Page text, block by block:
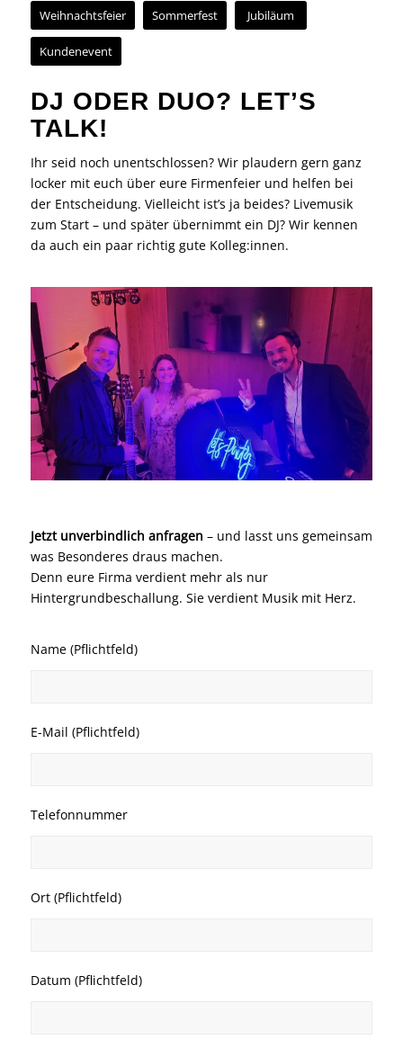
Weihnachtsfeier Sommerfest Jubiläum
Kundenevent
DJ ODER DUO? LET’S
TALK!
Ihr seid noch unentschlossen? Wir plaudern gern ganz
locker mit euch über eure Firmenfeier und helfen bei
der Entscheidung. Vielleicht ist’s ja beides? Livemusik
zum Start – und später übernimmt ein DJ? Wir kennen
da auch ein paar richtig gute Kolleg:innen.
Jetzt unverbindlich anfragen – und lasst uns gemeinsam
was Besonderes draus machen.
Denn eure Firma verdient mehr als nur
Hintergrundbeschallung. Sie verdient Musik mit Herz.
Name (Pflichtfeld)
E-Mail (Pflichtfeld)
Telefonnummer
Ort (Pflichtfeld)
Datum (Pflichtfeld)